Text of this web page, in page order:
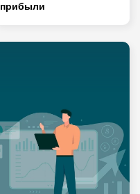
прибыли